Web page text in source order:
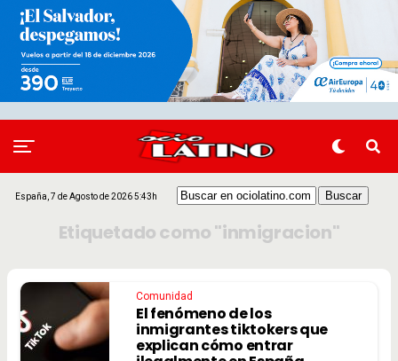
España, 7 de Agosto de 2026 5:43h
Etiquetado como "inmigracion"
Comunidad
El fenómeno de los
inmigrantes tiktokers que
explican cómo entrar